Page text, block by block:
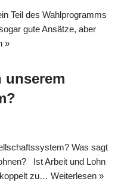
Teil des Wahlprogramms
gute Ansätze, aber
»
unserem
Was sagt
Ist Arbeit und Lohn
zu… Weiterlesen »